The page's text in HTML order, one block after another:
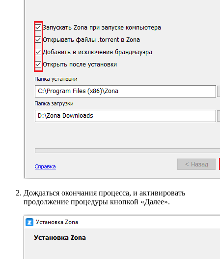
Дождаться окончания процесса, и активировать
продолжение процедуры кнопкой «Далее».